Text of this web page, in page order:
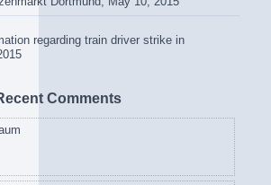
regarding train driver strike in
Comments